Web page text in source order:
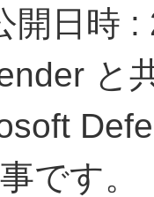
開日時 :
と
です。